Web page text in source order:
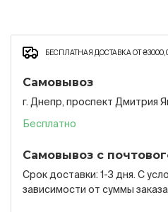
БЕСПЛАТНАЯ ДОСТАВКА ОТ
Самовывоз
г. Днепр, проспект Дмитрия
Бесплатно
Самовывоз с
Срок доставки: 1-3 дня. С
зависимости от суммы заказа